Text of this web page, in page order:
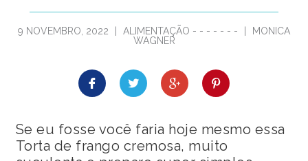
9 NOVEMBRO, 2022 ALIMENTAÇÃO - - - - - - -
MONICA
WAGNER
Se eu fosse você faria hoje mesmo essa
Torta de frango cremosa, muito